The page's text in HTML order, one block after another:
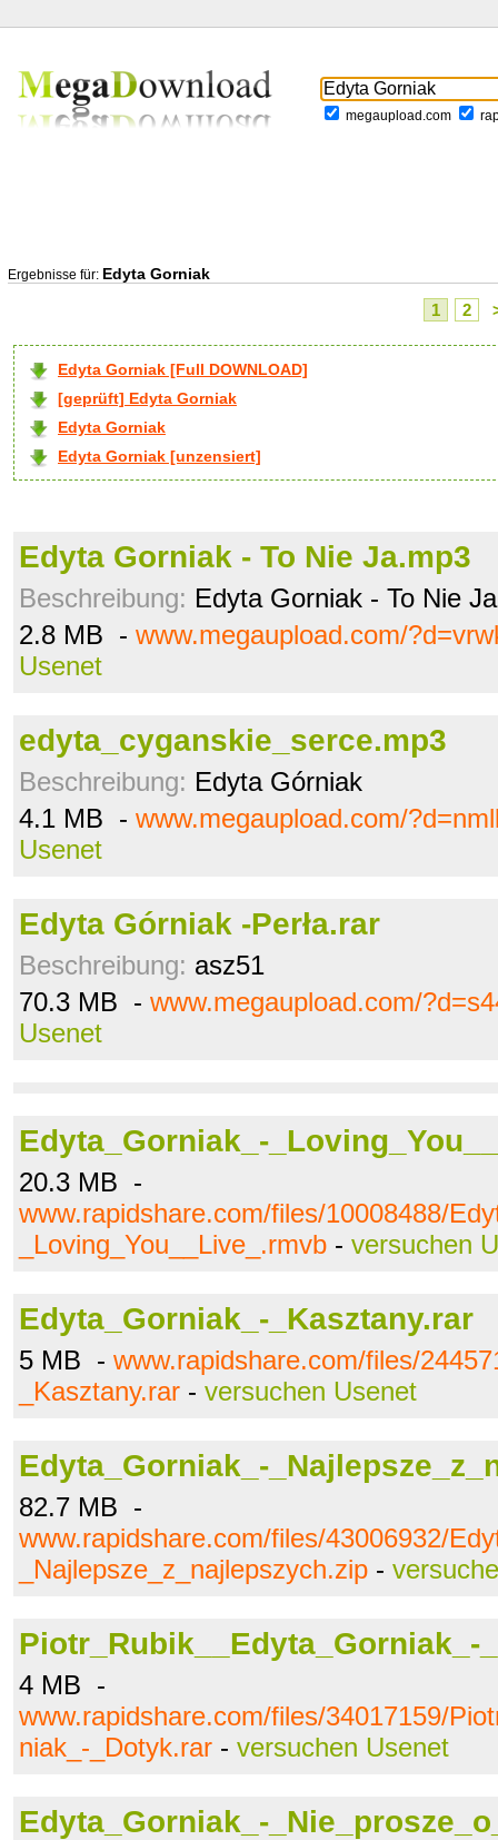
megaupload.com
Ergebnisse für: Edyta Gorniak
1 2
Edyta Gorniak [Full DOWNLOAD]
[geprüft] Edyta Gorniak
Edyta Gorniak
Edyta Gorniak [unzensiert]
Edyta Gorniak - To Nie Ja.mp3
Beschreibung: Edyta Gorniak - To Nie
2.8 MB - www.megaupload.com/
Usenet
edyta_cyganskie_serce.mp3
Beschreibung: Edyta Górniak
4.1 MB - www.megaupload.com/
Usenet
Edyta Górniak -Perła.rar
Beschreibung: asz51
70.3 MB - www.megaupload.com/
Usenet
Edyta_Gorniak_-
20.3 MB -
www.rapidshare.com/files/10008488/
_Loving_You__Live_.rmvb - versuchen
Edyta_Gorniak_-_Kasztany.rar
5 MB - www.rapidshare.com/files/
_Kasztany.rar - versuchen Usenet
Edyta_Gorniak_-
82.7 MB -
www.rapidshare.com/files/43006932/
_Najlepsze_z_najlepszych.zip -
Piotr_Rubik__Edyta_Gorniak_-
4 MB -
www.rapidshare.com/files/34017159/
niak_-_Dotyk.rar - versuchen Usenet
Edyta_Gorniak_-